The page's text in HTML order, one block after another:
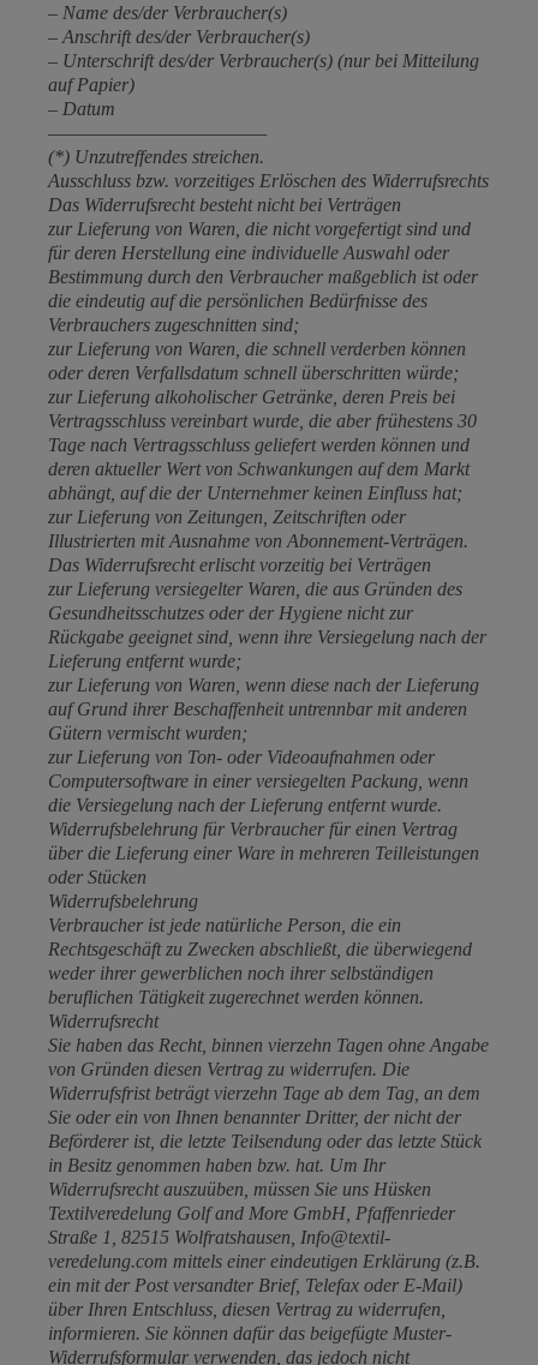
– Name des/der Verbraucher(s)
– Anschrift des/der Verbraucher(s)
– Unterschrift des/der Verbraucher(s) (nur bei Mitteilung
auf Papier)
– Datum
—————————————
(*) Unzutreffendes streichen.
Ausschluss bzw. vorzeitiges Erlöschen des Widerrufsrechts
Das Widerrufsrecht besteht nicht bei Verträgen
zur Lieferung von Waren, die nicht vorgefertigt sind und
für deren Herstellung eine individuelle Auswahl oder
Bestimmung durch den Verbraucher maßgeblich ist oder
die eindeutig auf die persönlichen Bedürfnisse des
Verbrauchers zugeschnitten sind;
zur Lieferung von Waren, die schnell verderben können
oder deren Verfallsdatum schnell überschritten würde;
zur Lieferung alkoholischer Getränke, deren Preis bei
Vertragsschluss vereinbart wurde, die aber frühestens 30
Tage nach Vertragsschluss geliefert werden können und
deren aktueller Wert von Schwankungen auf dem Markt
abhängt, auf die der Unternehmer keinen Einfluss hat;
zur Lieferung von Zeitungen, Zeitschriften oder
Illustrierten mit Ausnahme von Abonnement-Verträgen.
Das Widerrufsrecht erlischt vorzeitig bei Verträgen
zur Lieferung versiegelter Waren, die aus Gründen des
Gesundheitsschutzes oder der Hygiene nicht zur
Rückgabe geeignet sind, wenn ihre Versiegelung nach der
Lieferung entfernt wurde;
zur Lieferung von Waren, wenn diese nach der Lieferung
auf Grund ihrer Beschaffenheit untrennbar mit anderen
Gütern vermischt wurden;
zur Lieferung von Ton- oder Videoaufnahmen oder
Computersoftware in einer versiegelten Packung, wenn
die Versiegelung nach der Lieferung entfernt wurde.
Widerrufsbelehrung für Verbraucher für einen Vertrag
über die Lieferung einer Ware in mehreren Teilleistungen
oder Stücken
Widerrufsbelehrung
Verbraucher ist jede natürliche Person, die ein
Rechtsgeschäft zu Zwecken abschließt, die überwiegend
weder ihrer gewerblichen noch ihrer selbständigen
beruflichen Tätigkeit zugerechnet werden können.
Widerrufsrecht
Sie haben das Recht, binnen vierzehn Tagen ohne Angabe
von Gründen diesen Vertrag zu widerrufen. Die
Widerrufsfrist beträgt vierzehn Tage ab dem Tag, an dem
Sie oder ein von Ihnen benannter Dritter, der nicht der
Beförderer ist, die letzte Teilsendung oder das letzte Stück
in Besitz genommen haben bzw. hat. Um Ihr
Widerrufsrecht auszuüben, müssen Sie uns Hüsken
Textilveredelung Golf and More GmbH, Pfaffenrieder
Straße 1, 82515 Wolfratshausen, Info@textil-
veredelung.com mittels einer eindeutigen Erklärung (z.B.
ein mit der Post versandter Brief, Telefax oder E-Mail)
über Ihren Entschluss, diesen Vertrag zu widerrufen,
informieren. Sie können dafür das beigefügte Muster-
Widerrufsformular verwenden, das jedoch nicht